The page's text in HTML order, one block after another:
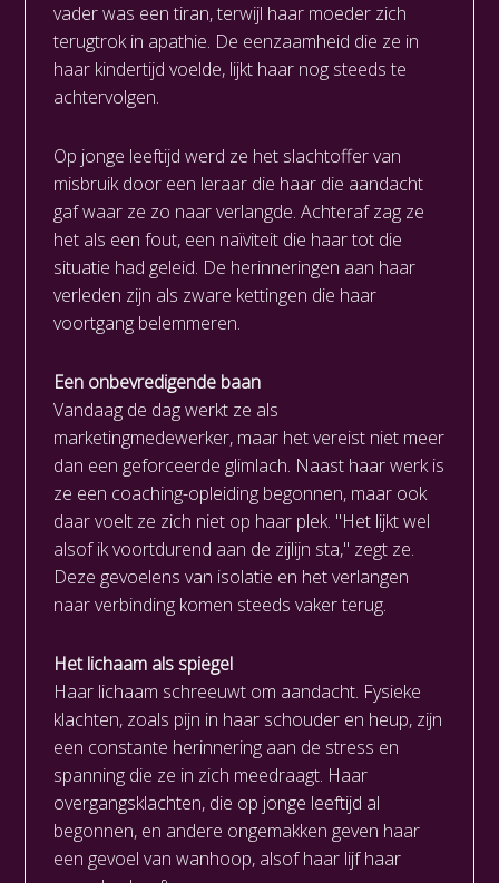
vader was een tiran, terwijl haar moeder zich
terugtrok in apathie. De eenzaamheid die ze in
haar kindertijd voelde, lijkt haar nog steeds te
achtervolgen.
Op jonge leeftijd werd ze het slachtoffer van
misbruik door een leraar die haar die aandacht
gaf waar ze zo naar verlangde. Achteraf zag ze
het als een fout, een naïviteit die haar tot die
situatie had geleid. De herinneringen aan haar
verleden zijn als zware kettingen die haar
voortgang belemmeren.
Een onbevredigende baan
Vandaag de dag werkt ze als
marketingmedewerker, maar het vereist niet meer
dan een geforceerde glimlach. Naast haar werk is
ze een coaching-opleiding begonnen, maar ook
daar voelt ze zich niet op haar plek. "Het lijkt wel
alsof ik voortdurend aan de zijlijn sta," zegt ze.
Deze gevoelens van isolatie en het verlangen
naar verbinding komen steeds vaker terug.
Het lichaam als spiegel
Haar lichaam schreeuwt om aandacht. Fysieke
klachten, zoals pijn in haar schouder en heup, zijn
een constante herinnering aan de stress en
spanning die ze in zich meedraagt. Haar
overgangsklachten, die op jonge leeftijd al
begonnen, en andere ongemakken geven haar
een gevoel van wanhoop, alsof haar lijf haar